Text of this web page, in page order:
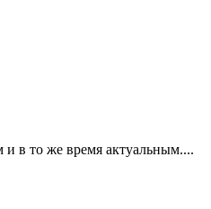
в то же время актуальным....